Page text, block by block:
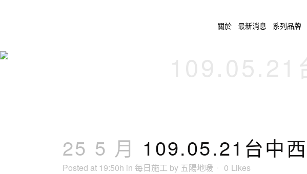
關於 最新消息 系列品牌
25 5 月 109.05.21台中
Posted at 19:50h in 每日施工 by 五陽地暖 0 Likes